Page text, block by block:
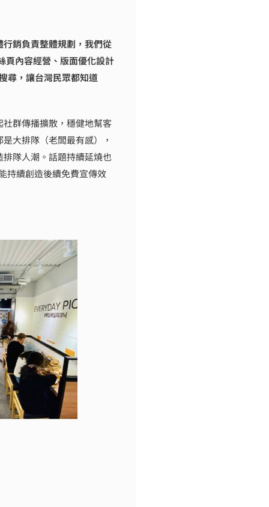
銷負責整體規劃，我們從
頁內容經營、版面優化設計
尋，讓台灣民眾都知道
群傳播擴散，穩健地幫客
大排隊（老闆最有感），
隊人潮。話題持續延燒也
持續創造後續免費宣傳效